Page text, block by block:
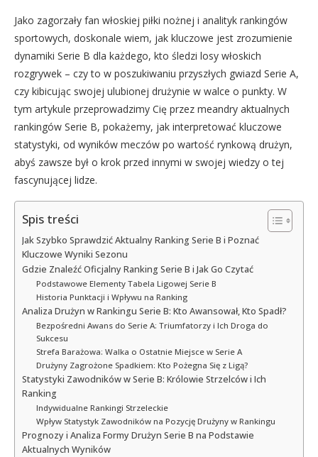
Jako zagorzały fan włoskiej piłki nożnej i analityk rankingów
sportowych, doskonale wiem, jak kluczowe jest zrozumienie
dynamiki Serie B dla każdego, kto śledzi losy włoskich
rozgrywek – czy to w poszukiwaniu przyszłych gwiazd Serie A,
czy kibicując swojej ulubionej drużynie w walce o punkty. W
tym artykule przeprowadzimy Cię przez meandry aktualnych
rankingów Serie B, pokażemy, jak interpretować kluczowe
statystyki, od wyników meczów po wartość rynkową drużyn,
abyś zawsze był o krok przed innymi w swojej wiedzy o tej
fascynującej lidze.
Spis treści
Jak Szybko Sprawdzić Aktualny Ranking Serie B i Poznać
Kluczowe Wyniki Sezonu
Gdzie Znaleźć Oficjalny Ranking Serie B i Jak Go Czytać
Podstawowe Elementy Tabela Ligowej Serie B
Historia Punktacji i Wpływu na Ranking
Analiza Drużyn w Rankingu Serie B: Kto Awansował, Kto Spadł?
Bezpośredni Awans do Serie A: Triumfatorzy i Ich Droga do
Sukcesu
Strefa Barażowa: Walka o Ostatnie Miejsce w Serie A
Drużyny Zagrożone Spadkiem: Kto Pożegna Się z Ligą?
Statystyki Zawodników w Serie B: Królowie Strzelców i Ich
Ranking
Indywidualne Rankingi Strzeleckie
Wpływ Statystyk Zawodników na Pozycję Drużyny w Rankingu
Prognozy i Analiza Formy Drużyn Serie B na Podstawie
Aktualnych Wyników